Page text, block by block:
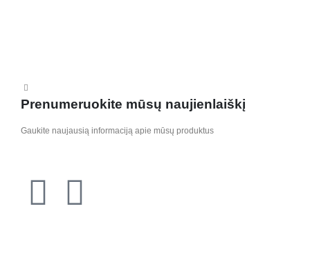
Prenumeruokite mūsų naujienlaiškį
Gaukite naujausią informaciją apie mūsų produktus